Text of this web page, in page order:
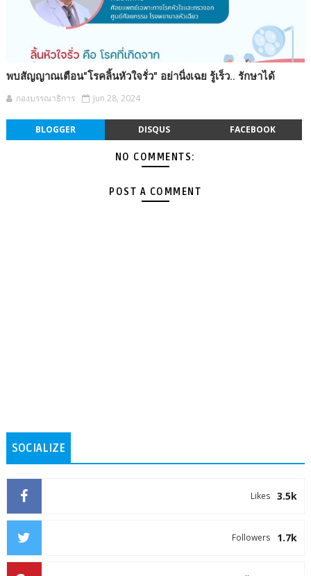
พบสัญญาณเตือน"โรคลิ้นหัวใจรั่ว" อย่านิ่งเฉย รู้เร็ว.. รักษาได้
กองบรรณาธิการ Jun 28, 2024
BLOGGER DISQUS FACEBOOK
NO COMMENTS:
POST A COMMENT
SOCIALIZE
3.5k
Likes
1.7k
Followers